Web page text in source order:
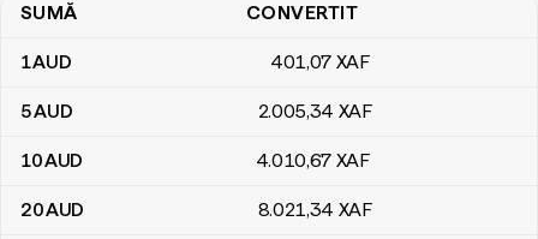
Tabel de conversie dolari australieni în franci CFA BEAC
SUMĂ CONVERTIT
1AUD 401,07 XAF
5AUD 2.005,34 XAF
10AUD 4.010,67 XAF
20AUD 8.021,34 XAF